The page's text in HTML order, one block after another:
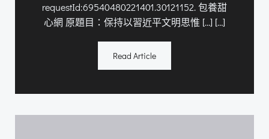
requestId:69540480221401.30121152. 包養甜
心網 原題目：保持以習近平文明思惟 […] […]
Read Article